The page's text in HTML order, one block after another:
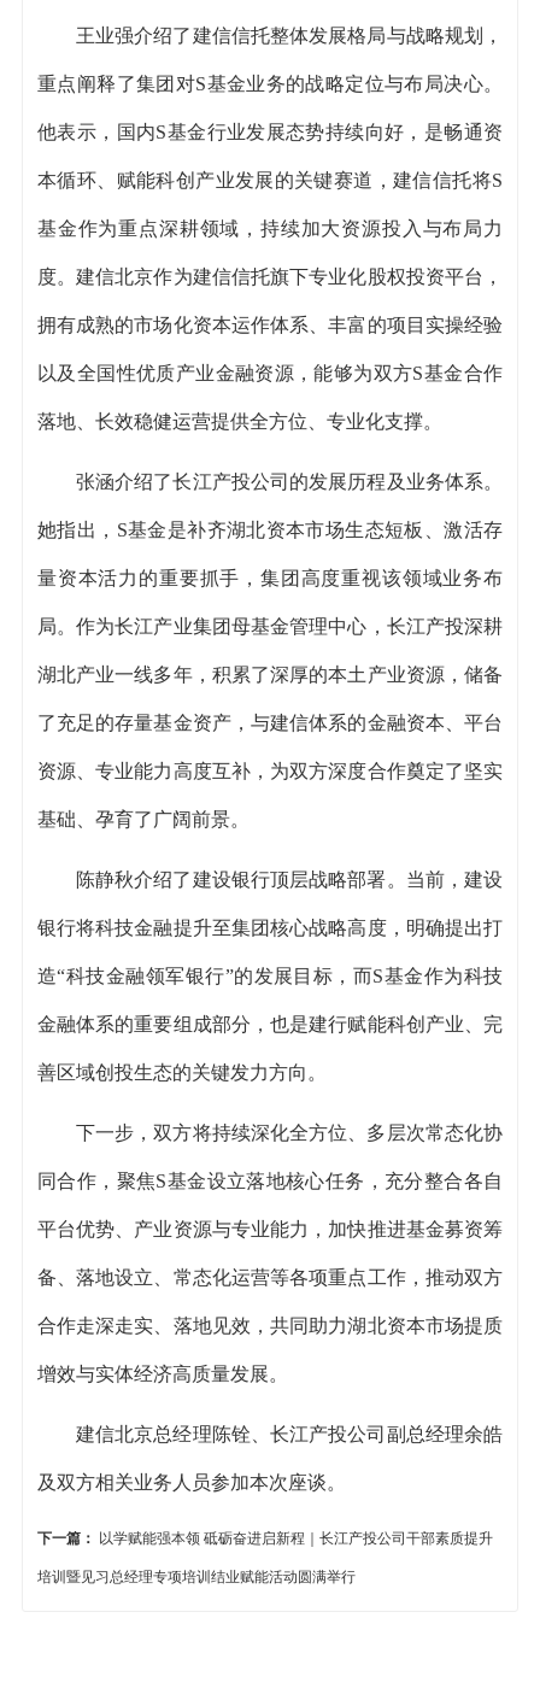
王业强介绍了建信信托整体发展格局与战略规划，
重点阐释了集团对S基金业务的战略定位与布局决心。
他表示，国内S基金行业发展态势持续向好，是畅通资
本循环、赋能科创产业发展的关键赛道，建信信托将S
基金作为重点深耕领域，持续加大资源投入与布局力
度。建信北京作为建信信托旗下专业化股权投资平台，
拥有成熟的市场化资本运作体系、丰富的项目实操经验
以及全国性优质产业金融资源，能够为双方S基金合作
落地、长效稳健运营提供全方位、专业化支撑。
张涵介绍了长江产投公司 的发展历程及业务体系。
她指出，S基金是补齐湖北资本市场生态短板、激活存
量资本活力的重要抓手，集团高度重视该领域业务布
局。作为长江产业集团母基金管理中心，长江产投深耕
湖北产业一线多年，积累了深厚的本土产业资源，储备
了充足的存量基金资产，与建信体系的金融资本、平台
资源、专业能力高度互补，为双方深度合作奠定了坚实
基础、孕育了广阔前景。
陈静秋介绍了建设银行顶层战略部署。当前，建设
银行将科技金融提升至集团核心战略高度，明确提出打
造“科技金融领军银行”的发展目标，而S基金作为科技
金融体系的重要组成部分，也是建行赋能科创产业、完
善区域创投生态的关键发力方向。
下一步，双方将持续深化全方位、多层次常态化协
同合作，聚焦S基金设立落地核心任务，充分整合各自
平台优势、产业资源与专业能力，加快推进基金募资筹
备、落地设立、常态化运营等各项重点工作，推动双方
合作走深走实、落地见效，共同助力湖北资本市场提质
增效与实体经济高质量发展。
建信北京总经理陈铨、长江产投公司副总经理余皓
及双方相关业务人员参加本次座谈。
下一篇： 以学赋能强本领 砥砺奋进启新程｜长江产投公司干部素质提升
培训暨见习总经理专项培训结业赋能活动圆满举行